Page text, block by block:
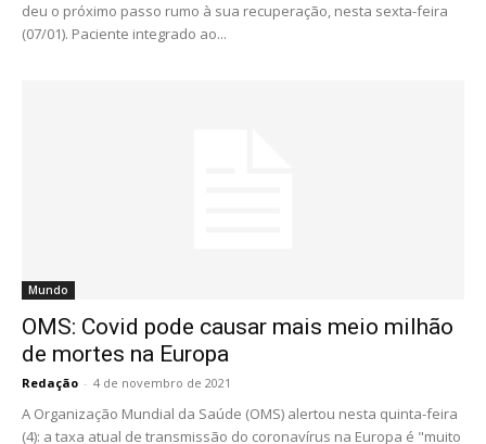
deu o próximo passo rumo à sua recuperação, nesta sexta-feira
(07/01). Paciente integrado ao...
Mundo
OMS: Covid pode causar mais meio milhão
de mortes na Europa
Redação - 4 de novembro de 2021
A Organização Mundial da Saúde (OMS) alertou nesta quinta-feira
(4): a taxa atual de transmissão do coronavírus na Europa é "muito